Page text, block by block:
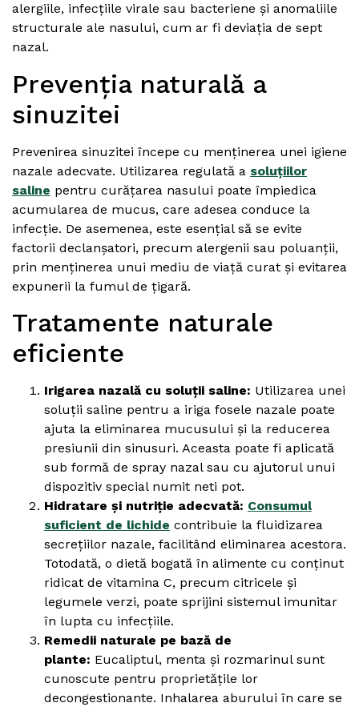
alergiile, infecțiile virale sau bacteriene și anomaliile
structurale ale nasului, cum ar fi deviația de sept
nazal.
Prevenția naturală a
sinuzitei
Prevenirea sinuzitei începe cu menținerea unei igiene
nazale adecvate. Utilizarea regulată a soluțiilor
saline pentru curățarea nasului poate împiedica
acumularea de mucus, care adesea conduce la
infecție. De asemenea, este esențial să se evite
factorii declanșatori, precum alergenii sau poluanții,
prin menținerea unui mediu de viață curat și evitarea
expunerii la fumul de țigară.
Tratamente naturale
eficiente
Irigarea nazală cu soluții saline: Utilizarea unei
soluții saline pentru a iriga fosele nazale poate
ajuta la eliminarea mucusului și la reducerea
presiunii din sinusuri. Aceasta poate fi aplicată
sub formă de spray nazal sau cu ajutorul unui
dispozitiv special numit neti pot.
Hidratare și nutriție adecvată: Consumul
suficient de lichide contribuie la fluidizarea
secrețiilor nazale, facilitând eliminarea acestora.
Totodată, o dietă bogată în alimente cu conținut
ridicat de vitamina C, precum citricele și
legumele verzi, poate sprijini sistemul imunitar
în lupta cu infecțiile.
Remedii naturale pe bază de
plante: Eucaliptul, menta și rozmarinul sunt
cunoscute pentru proprietățile lor
decongestionante. Inhalarea aburului în care se